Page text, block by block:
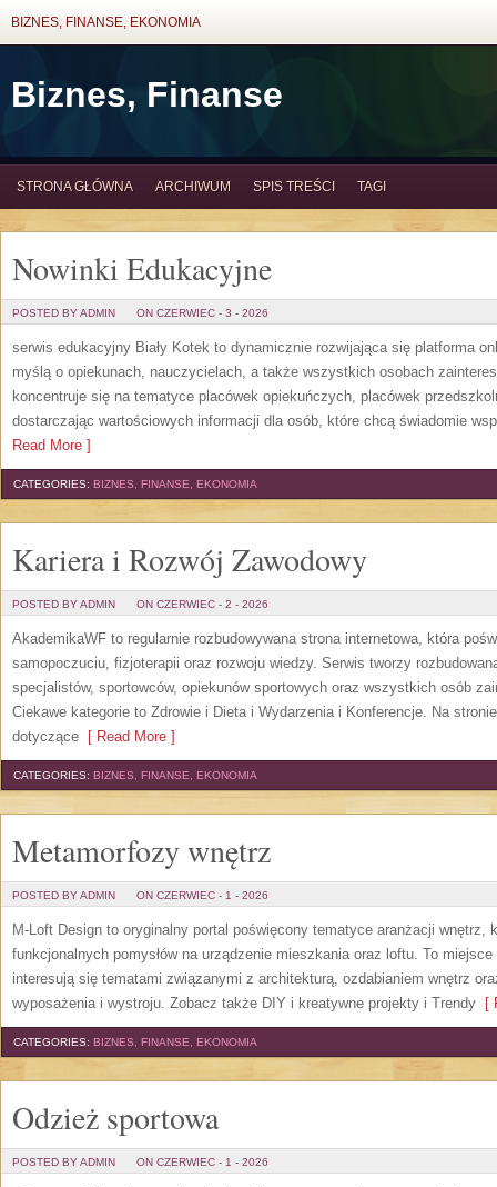
BIZNES, FINANSE, EKONOMIA
Biznes, Finanse
STRONA GŁÓWNA ARCHIWUM SPIS TREŚCI TAGI
Nowinki Edukacyjne
POSTED BY ADMIN ON CZERWIEC - 3 - 2026
serwis edukacyjny Biały Kotek to dynamicznie rozwijająca się platforma
myślą o opiekunach, nauczycielach, a także wszystkich osobach
koncentruje się na tematyce placówek opiekuńczych, placówek
dostarczając wartościowych informacji dla osób, które chcą świadomie
Read More ]
CATEGORIES: BIZNES, FINANSE, EKONOMIA
Kariera i Rozwój Zawodowy
POSTED BY ADMIN ON CZERWIEC - 2 - 2026
AkademikaWF to regularnie rozbudowywana strona internetowa, która
samopoczuciu, fizjoterapii oraz rozwoju wiedzy. Serwis tworzy
specjalistów, sportowców, opiekunów sportowych oraz wszystkich osób
Ciekawe kategorie to Zdrowie i Dieta i Wydarzenia i Konferencje. Na
dotyczące [ Read More ]
CATEGORIES: BIZNES, FINANSE, EKONOMIA
Metamorfozy wnętrz
POSTED BY ADMIN ON CZERWIEC - 1 - 2026
M-Loft Design to oryginalny portal poświęcony tematyce aranżacji wnętrz,
funkcjonalnych pomysłów na urządzenie mieszkania oraz loftu. To
interesują się tematami związanymi z architekturą, ozdabianiem wnętrz
wyposażenia i wystroju. Zobacz także DIY i kreatywne projekty i Trendy [
CATEGORIES: BIZNES, FINANSE, EKONOMIA
Odzież sportowa
POSTED BY ADMIN ON CZERWIEC - 1 - 2026